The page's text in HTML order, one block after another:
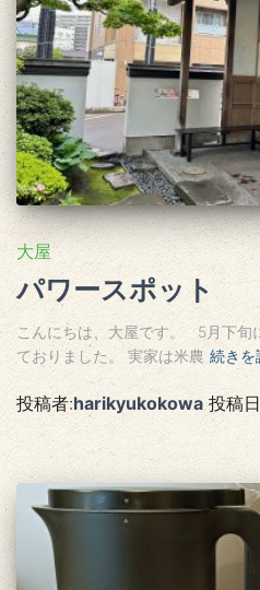
大屋
パワースポット
こんにちは、大屋です。 5月下旬
ておりました。 実家は米農 続きを
投稿者:harikyukokowa投稿